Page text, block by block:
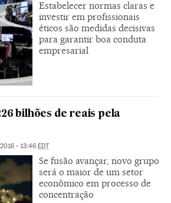
Estabelecer normas claras e
investir em profissionais
éticos são medidas decisivas
para garantir boa conduta
empresarial
bilhões de reais pela
- 13:46 EDT
Se fusão avançar, novo grupo
será o maior de um setor
econômico em processo de
concentração